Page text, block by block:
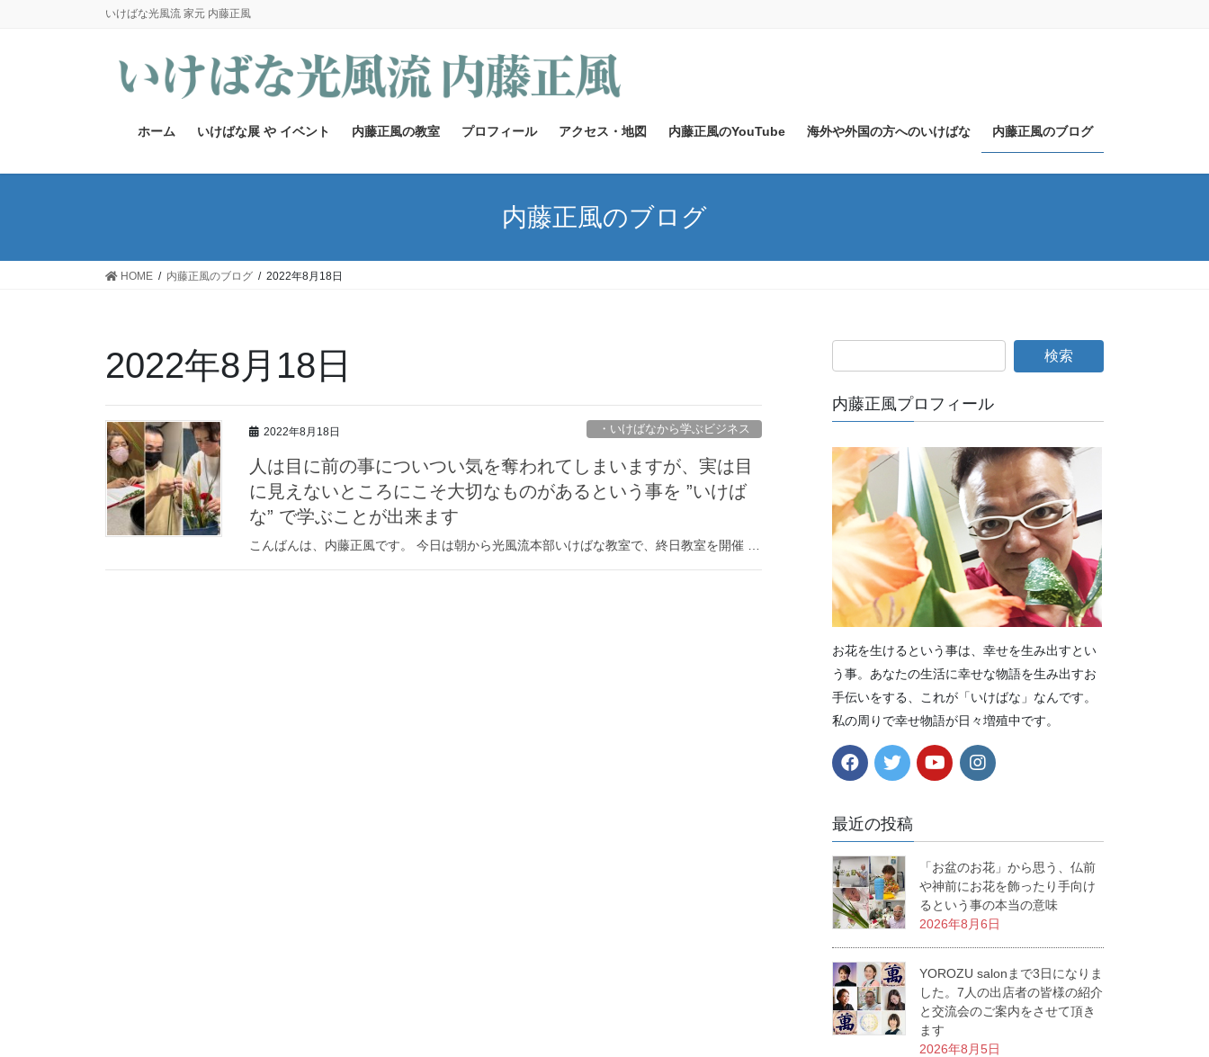
いけばな光風流 家元 内藤正風
ホーム いけばな展 や イベント 内藤正風の教室 プロフィール アクセス・地図 内藤正風のYouTube 海外や外国の方へのいけばな 内藤正風のブログ
内藤正風のブログ
HOME 内藤正風のブログ 2022年8月18日
2022年8月18日
2022年8月18日 ・いけばなから学ぶビジネス
人は目に前の事についつい気を奪われてしまいますが、実は目
に見えないところにこそ大切なものがあるという事を ”いけば
な” で学ぶことが出来ます
こんばんは、内藤正風です。 今日は朝から光風流本部いけばな教室で、終日教室を開催 …
内藤正風プロフィール
お花を生けるという事は、幸せを生み出すとい
う事。あなたの生活に幸せな物語を生み出すお
手伝いをする、これが「いけばな」なんです。
私の周りで幸せ物語が日々増殖中です。
最近の投稿
「お盆のお花」から思う、仏前
や神前にお花を飾ったり手向け
るという事の本当の意味
2026年8月6日
YOROZU salonまで3日になりま
した。7人の出店者の皆様の紹介
と交流会のご案内をさせて頂き
ます
2026年8月5日